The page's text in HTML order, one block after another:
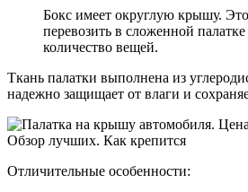
Бокс имеет округлую крышу.
перевозить в сложенной палатке
количество вещей.
Ткань палатки выполнена из
надежно защищает от влаги и
Отличительные особенности: